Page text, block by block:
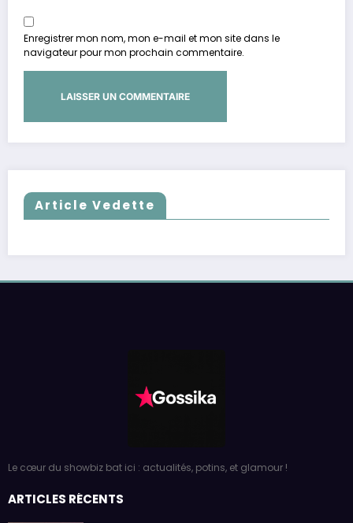
Enregistrer mon nom, mon e-mail et mon site dans le
navigateur pour mon prochain commentaire.
Article Vedette
Le cœur du showbiz bat ici : actualités, potins, et glamour !
ARTICLES RÉCENTS